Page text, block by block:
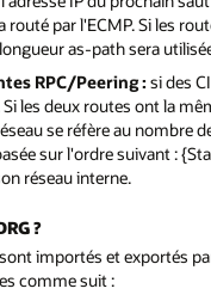
par l'ECMP. Si les
as-path sera
RPC/Peering : si des
les deux routes ont la
se réfère au nombre
sur l'ordre suivant :
réseau interne.
?
importés et exportés
comme suit :